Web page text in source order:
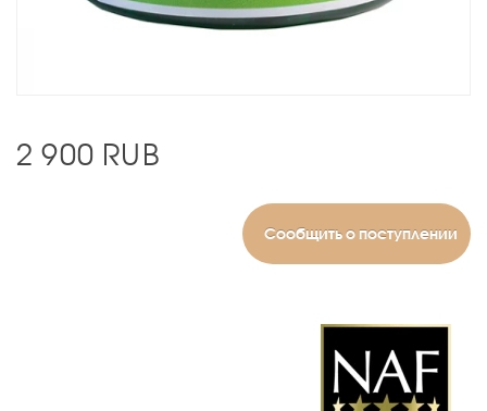
2 900 RUB
Сообщить о поступлении